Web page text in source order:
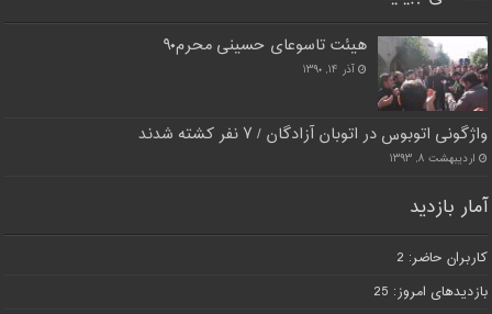
هیئت تاسوعای حسینی محرم۹۰
آذر ۱۴, ۱۳۹۰
واژگونی اتوبوس در اتوبان آزادگان / ۷ نفر کشته شدند
اردیبهشت ۸, ۱۳۹۳
آمار بازدید
کاربران حاضر: 2
بازدیدهای امروز: 25